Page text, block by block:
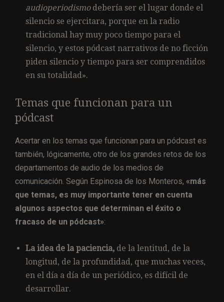
audioperiodismodebería ser el lugar donde el
silencio se ejercitara, porque en la radio
tradicional hay muy poco tiempo para el
silencio, y estos pódcast narrativos de no ficción
piden silencio y tiempo para ser comprendidos
en su totalidad».
Temas que funcionan para un
pódcast
Acertar en los temas que funcionan para un pódcast es
también, lógicamente, otro de los grandes retos de los
departamentos de audio de los medios de
comunicación. Según Espinosa de los Monteros, «más
que temas, es muy importante tener en cuenta
algunos aspectos que determinan el éxito o
fracaso de un pódcast»:
La idea de la paciencia, de la lentitud, de la
longitud, de la profundidad, que muchas veces,
en el día a día de un periódico, es difícil de
desarrollar.